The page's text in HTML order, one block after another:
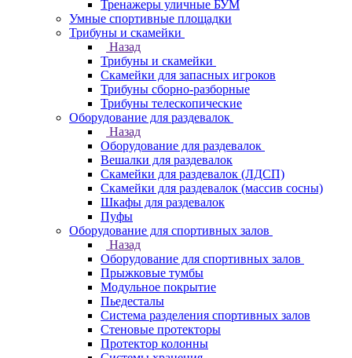
Тренажеры уличные БУМ
Умные спортивные площадки
Трибуны и скамейки
Назад
Трибуны и скамейки
Скамейки для запасных игроков
Трибуны сборно-разборные
Трибуны телескопические
Оборудование для раздевалок
Назад
Оборудование для раздевалок
Вешалки для раздевалок
Скамейки для раздевалок (ЛДСП)
Скамейки для раздевалок (массив сосны)
Шкафы для раздевалок
Пуфы
Оборудование для спортивных залов
Назад
Оборудование для спортивных залов
Прыжковые тумбы
Модульное покрытие
Пьедесталы
Система разделения спортивных залов
Стеновые протекторы
Протектор колонны